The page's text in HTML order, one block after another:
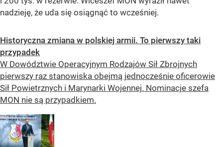
nadzieję, że uda się osiągnąć to wcześniej.
Historyczna zmiana w polskiej armii. To pierwszy taki
przypadek
W Dowództwie Operacyjnym Rodzajów Sił Zbrojnych
pierwszy raz stanowiska obejmą jednocześnie oficerowie
Sił Powietrznych i Marynarki Wojennej. Nominacje szefa
MON nie są przypadkiem.